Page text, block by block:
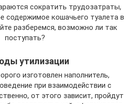
сократить трудозатраты,
содержимое кошачьего туалета в
разберемся, возможно ли так
поступать?
утилизации
изготовлен наполнитель,
при взаимодействии с
от этого зависит, пройдут